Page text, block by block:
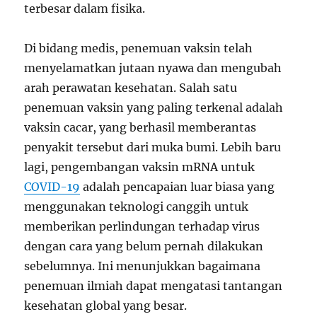
terbesar dalam fisika.
Di bidang medis, penemuan vaksin telah
menyelamatkan jutaan nyawa dan mengubah
arah perawatan kesehatan. Salah satu
penemuan vaksin yang paling terkenal adalah
vaksin cacar, yang berhasil memberantas
penyakit tersebut dari muka bumi. Lebih baru
lagi, pengembangan vaksin mRNA untuk
COVID-19 adalah pencapaian luar biasa yang
menggunakan teknologi canggih untuk
memberikan perlindungan terhadap virus
dengan cara yang belum pernah dilakukan
sebelumnya. Ini menunjukkan bagaimana
penemuan ilmiah dapat mengatasi tantangan
kesehatan global yang besar.